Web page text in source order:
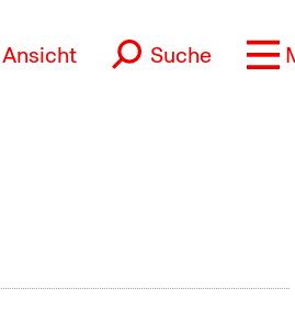
Ansicht Suche